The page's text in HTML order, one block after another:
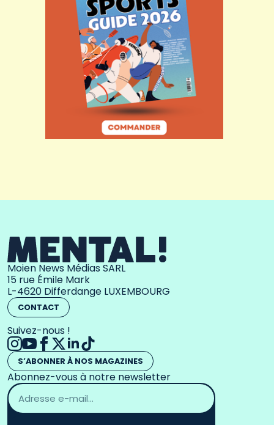
Moien News Médias SARL
15 rue Émile Mark
L-4620 Differdange LUXEMBOURG
CONTACT
Suivez-nous !
S’ABONNER À NOS MAGAZINES
Abonnez-vous à notre newsletter
Adresse
email
*